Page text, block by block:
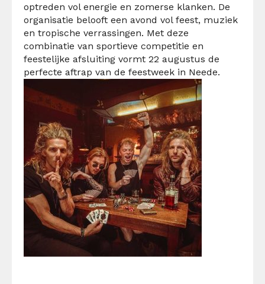
optreden vol energie en zomerse klanken. De
organisatie belooft een avond vol feest, muziek
en tropische verrassingen. Met deze
combinatie van sportieve competitie en
feestelijke afsluiting vormt 22 augustus de
perfecte aftrap van de feestweek in Neede.